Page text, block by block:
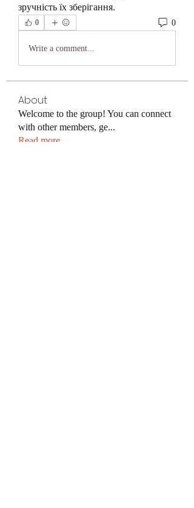
зручність їх зберігання.
0 0
Write a comment...
About
Welcome to the group! You can connect
with other members, ge...
Read more